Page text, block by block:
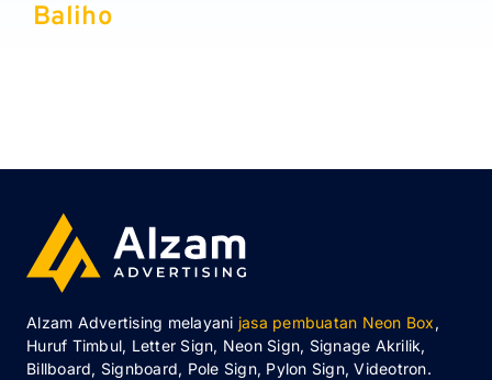
Baliho
Alzam Advertising melayani jasa pembuatan Neon Box,
Huruf Timbul, Letter Sign, Neon Sign, Signage Akrilik,
Billboard, Signboard, Pole Sign, Pylon Sign, Videotron.